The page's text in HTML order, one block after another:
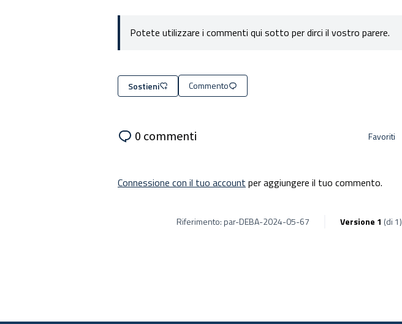
Potete utilizzare i commenti qui sotto per dirci il vostro parere.
Sostieni Commento
0 commenti Favoriti
Connessione con il tuo account per aggiungere il tuo commento.
Riferimento: par-DEBA-2024-05-67 Versione 1 (di 1)